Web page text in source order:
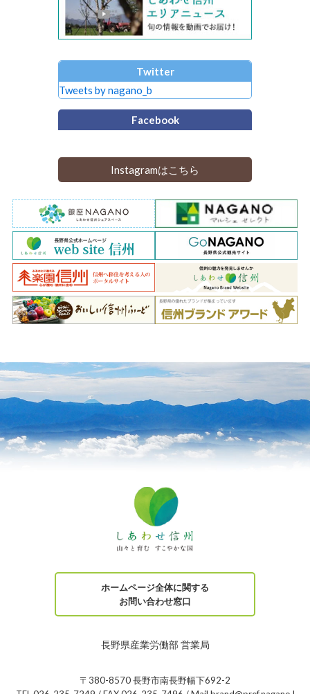
Twitter
Tweets by nagano_b
Facebook
Instagramはこちら
ホームページ全体に関する
お問い合わせ窓口
長野県産業労働部 営業局
〒380-8570 長野市南長野幅下692-2